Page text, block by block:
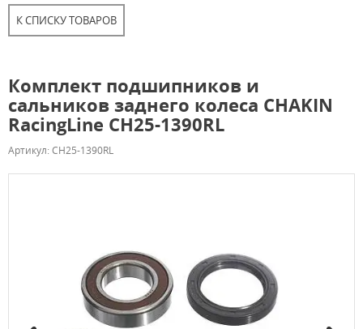
К СПИСКУ ТОВАРОВ
Комплект подшипников и
сальников заднего колеса CHAKIN
RacingLine CH25-1390RL
Артикул: CH25-1390RL